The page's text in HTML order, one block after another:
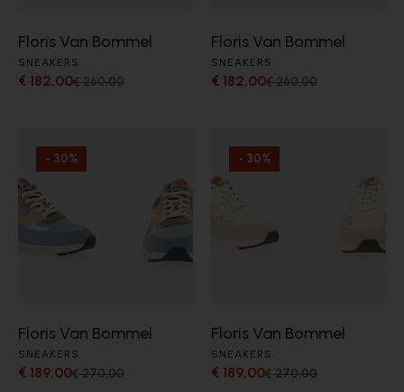
Floris Van Bommel
SNEAKERS
€ 182,00€ 260,00
Floris Van Bommel
SNEAKERS
€ 182,00€ 260,00
- 30%
Floris Van Bommel
SNEAKERS
€ 189,00€ 270,00
- 30%
Floris Van Bommel
SNEAKERS
€ 189,00€ 270,00